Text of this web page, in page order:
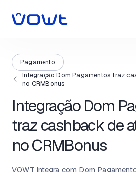
Pagamento
Integração Dom Pagamentos traz
no CRMBonus
Integração Dom
traz cashback de
no CRMBonus
VOWT integra com Dom